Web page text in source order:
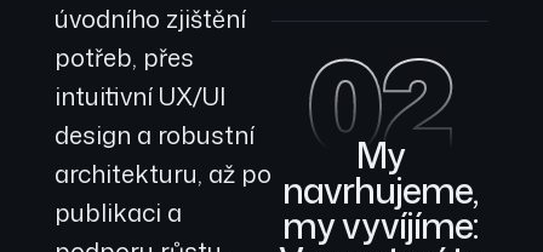
úvodního zjištění
potřeb, přes
intuitivní UX/UI
design a robustní
architekturu, až po
publikaci a
02
My
navrhujeme,
my vyvíjíme: